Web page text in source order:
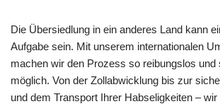
Die Übersiedlung in ein anderes Land kann
Aufgabe sein. Mit unserem internationalen
machen wir den Prozess so reibungslos und
möglich. Von der Zollabwicklung bis zur
und dem Transport Ihrer Habseligkeiten –